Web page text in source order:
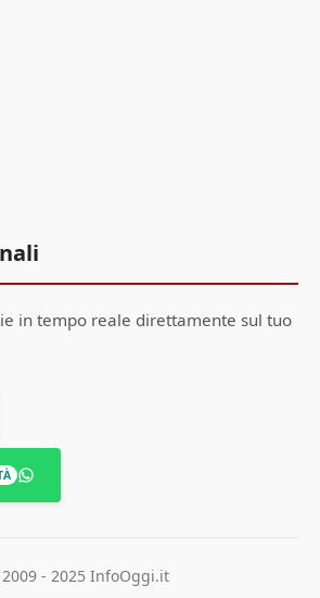
in tempo reale direttamente sul tuo
- 2025 InfoOggi.it